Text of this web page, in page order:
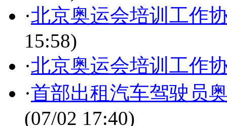
·北京奥运会培训工作
15:58)
·北京奥运会培训工作
·首部出租汽车驾驶员
(07/02 17:40)